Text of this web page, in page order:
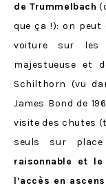
de Trummelbach
que ça !): on peut
voiture sur les
majestueuse et
Schilthorn (vu
James Bond de
visite des chutes
seuls sur
raisonnable et
l’accès en